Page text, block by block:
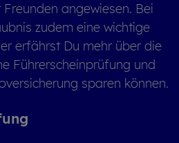
an­ge­wie­sen. Bei
zudem eine wich­ti­ge
er­fährst Du mehr über die
Füh­rer­schein­prü­fung und
spa­ren kön­nen.